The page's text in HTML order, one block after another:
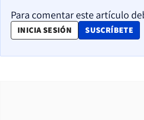
Para comentar este artículo
INICIA SESIÓN SUSCRÍBETE
OPENS IN NEW